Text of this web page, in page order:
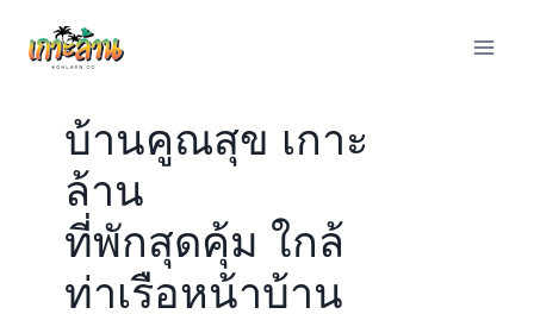
บ้านคูณสุข เกาะ
ล้าน
ที่พักสุดคุ้ม ใกล้
ท่าเรือหน้าบ้าน